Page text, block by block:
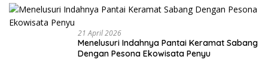
Negeri dari
Desa
21 April 2026
Menelusuri Indahnya Pantai Keramat Sabang
Dengan Pesona Ekowisata Penyu